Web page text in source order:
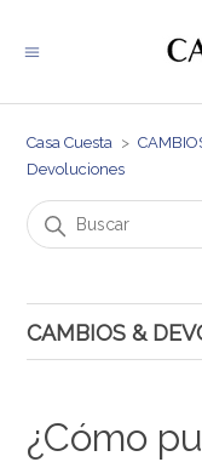
Casa Cuesta
Devoluciones
CAMBIOS &
¿Cómo